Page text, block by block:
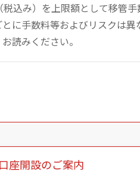
税込み）を上限額として移管
に手数料等およびリスクは
読みください。
口座開設のご案内